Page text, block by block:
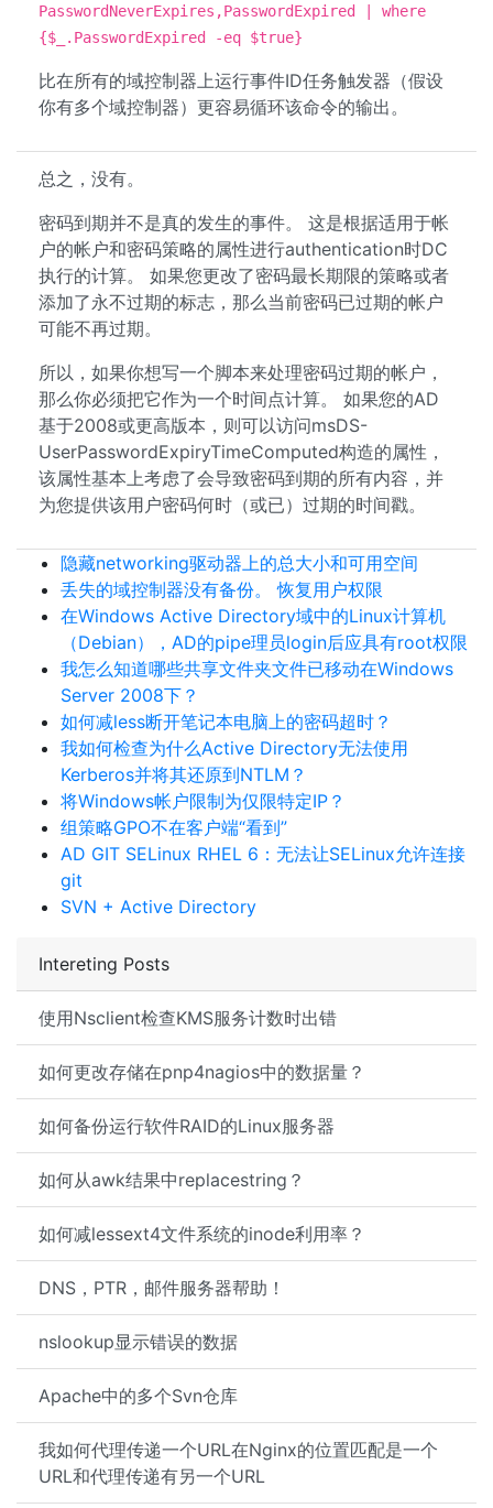
Intereting Posts
使用Nsclient检查KMS服务计数时出错
如何更改存储在pnp4nagios中的数据量？
如何备份运行软件RAID的Linux服务器
如何从awk结果中replacestring？
如何减lessext4文件系统的inode利用率？
DNS，PTR，邮件服务器帮助！
nslookup显示错误的数据
Apache中的多个Svn仓库
我如何代理传递一个URL在Nginx的位置匹配是一个
URL和代理传递有另一个URL
PasswordNeverExpires,PasswordExpired | where
{$_.PasswordExpired -eq $true}
比在所有的域控制器上运行事件ID任务触发器（假设
你有多个域控制器）更容易循环该命令的输出。
总之，没有。
密码到期并不是真的发生的事件。 这是根据适用于帐
户的帐户和密码策略的属性进行authentication时DC
执行的计算。 如果您更改了密码最长期限的策略或者
添加了永不过期的标志，那么当前密码已过期的帐户
可能不再过期。
所以，如果你想写一个脚本来处理密码过期的帐户，
那么你必须把它作为一个时间点计算。 如果您的AD
基于2008或更高版本，则可以访问msDS-
UserPasswordExpiryTimeComputed构造的属性，
该属性基本上考虑了会导致密码到期的所有内容，并
为您提供该用户密码何时（或已）过期的时间戳。
隐藏networking驱动器上的总大小和可用空间
丢失的域控制器没有备份。 恢复用户权限
在Windows Active Directory域中的Linux计算机
（Debian），AD的pipe理员login后应具有root权限
我怎么知道哪些共享文件夹文件已移动在Windows
Server 2008下？
如何减less断开笔记本电脑上的密码超时？
我如何检查为什么Active Directory无法使用
Kerberos并将其还原到NTLM？
将Windows帐户限制为仅限特定IP？
组策略GPO不在客户端“看到”
AD GIT SELinux RHEL 6：无法让SELinux允许连接
git
SVN + Active Directory